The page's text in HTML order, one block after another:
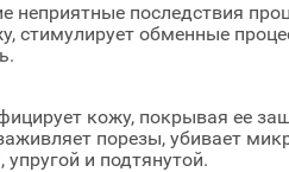
неприятные последствия
стимулирует обменные
кожу, покрывая ее
порезы, убивает
упругой и подтянутой.